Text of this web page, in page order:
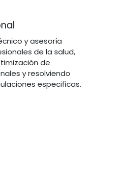
y asesoría
de la salud,
de
y resolviendo
especificas.